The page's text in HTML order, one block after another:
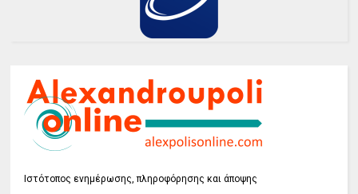
Ιστότοπος ενημέρωσης, πληροφόρησης και άποψης